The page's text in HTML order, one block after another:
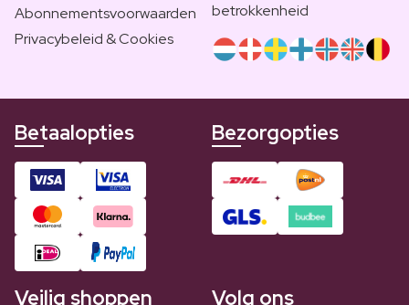
Abonnementsvoorwaarden
Privacybeleid & Cookies
betrokkenheid
Betaalopties Bezorgopties
Veilig shoppen Volg ons